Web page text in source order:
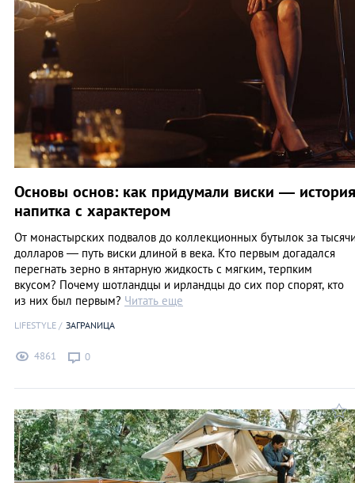
Основы основ: как придумали виски — история
напитка с характером
От монастырских подвалов до коллекционных бутылок за
долларов — путь виски длиной в века. Кто первым догадался
перегнать зерно в янтарную жидкость с мягким, терпким
вкусом? Почему шотландцы и ирландцы до сих пор спорят, кто
из них был первым? Читать еще
LIFESTYLE ЗАГРАNИЦА
4861 0